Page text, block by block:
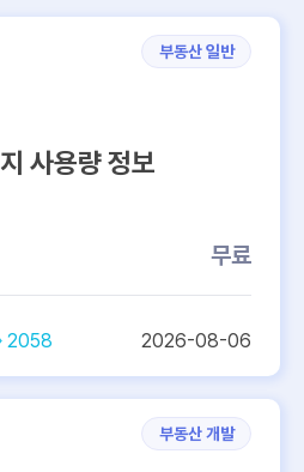
부동산 일반
사용량 정보
무료
2058 2026-08-06
부동산 개발